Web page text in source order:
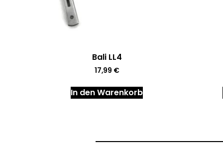
Bali LL4
17,99 €
In den Warenkorb